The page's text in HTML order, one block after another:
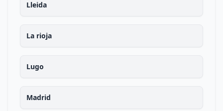
Lleida
La rioja
Lugo
Madrid